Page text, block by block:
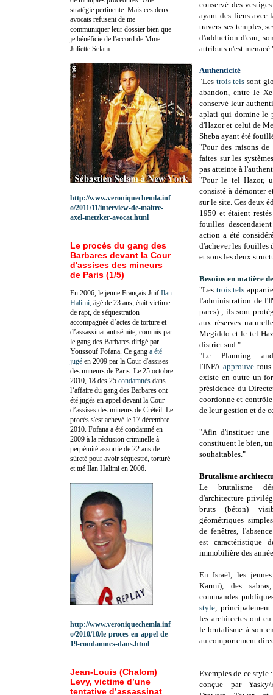
conservé des
ayant des liens avec
travers ses temples,
d'adduction d'eau,
attributs n'est
Authenticité
"Les trois tels sont
abandon, entre le
conservé leur
aplati qui domine le
d'Hazor et celui de
Sheba ayant été
"Pour des raisons
faites sur les
pas atteinte à
"Pour le tel Hazor,
consisté à démonter
sur le site. Ces deux
1950 et étaient
fouilles
action a été
d'achever les fouilles
et sous les deux
Besoins en matière
"Les trois tels
l'administration de
parcs) ; ils sont
aux réserves
Megiddo et le tel
district sud."
"Le Planning
l'INPA approuve
existe en outre un
présidence du
coordonne et
de leur gestion et de
"Afin d'instituer une
constituent le bien,
souhaitables."
Brutalisme
Le brutalisme
d'architecture
bruts (béton)
géométriques
de fenêtres,
est caractéristique
immobilière des
En Israël, les
Karmi), des
commandes
style,
les architectes ont
le brutalisme à son
au comportement
Exemples de ce
conçue par Yasky/
stratégie pertinente. Mais ces deux
avocats refusent de me
communiquer leur dossier bien que
je bénéficie de l'accord de Mme
Juliette Selam.
http://www.veroniquechemla.inf
o/2011/11/interview-de-maitre-
axel-metzker-avocat.html
Le procès du gang des
Barbares devant la Cour
d'assises des mineurs
de Paris (1/5)
En 2006, le jeune Français Juif Ilan
Halimi, âgé de 23 ans, était victime
de rapt, de séquestration
accompagnée d’actes de torture et
d’assassinat antisémite, commis par
le gang des Barbares dirigé par
Youssouf Fofana. Ce gang a été
jugé en 2009 par la Cour d'assises
des mineurs de Paris. Le 25 octobre
2010, 18 des 25 condamnés dans
l’affaire du gang des Barbares ont
été jugés en appel devant la Cour
d’assises des mineurs de Créteil. Le
procès s'est achevé le 17 décembre
2010. Fofana a été condamné en
2009 à la réclusion criminelle à
perpétuité assortie de 22 ans de
sûreté pour avoir séquestré, torturé
et tué Ilan Halimi en 2006.
http://www.veroniquechemla.inf
o/2010/10/le-proces-en-appel-de-
19-condamnes-dans.html
Jean-Louis (Chalom)
Levy, victime d’une
tentative d’assassinat